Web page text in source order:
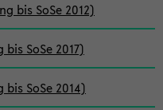
bis SoSe 2012)
SoSe 2017)
SoSe 2014)